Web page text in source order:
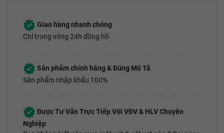
Giao hàng nhanh chóng
Chỉ trong vòng 24h đồng hồ
Sản phẩm chính hãng & Đúng Mô Tả
Sản phẩm nhập khẩu 100%
Được Tư Vấn Trực Tiếp Với VĐV & HLV Chuyên
Nghiệp